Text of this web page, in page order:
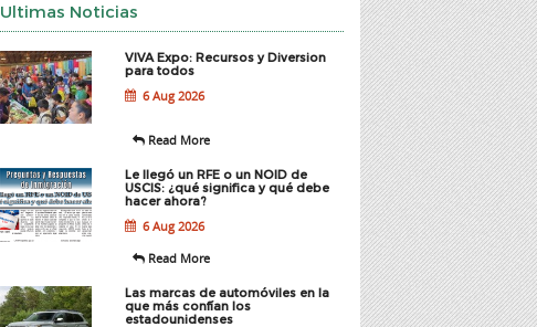
Ultimas Noticias
VIVA Expo: Recursos y Diversion
para todos
6 Aug 2026
Read More
Le llegó un RFE o un NOID de
USCIS: ¿qué significa y qué debe
hacer ahora?
6 Aug 2026
Read More
Las marcas de automóviles en la
que más confían los
estadounidenses